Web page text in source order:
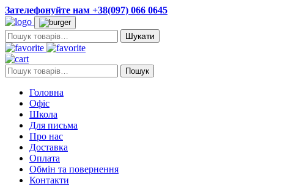
Зателефонуйте нам +38(097) 066 0645
Пошук:
Пошук: Пошук
Головна
Офіс
Школа
Для письма
Про нас
Доставка
Оплата
Обмін та повернення
Контакти